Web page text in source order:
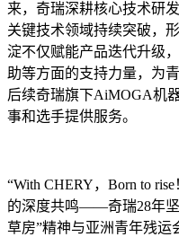
来，奇瑞深耕核心技术研
关键技术领域持续突破，
淀不仅赋能产品迭代升级
助等方面的支持力量，为
后续奇瑞旗下AiMOGA机
事和选手提供服务。
“With CHERY，Born to
的深度共鸣——奇瑞28年坚
草房”精神与亚洲青年残运